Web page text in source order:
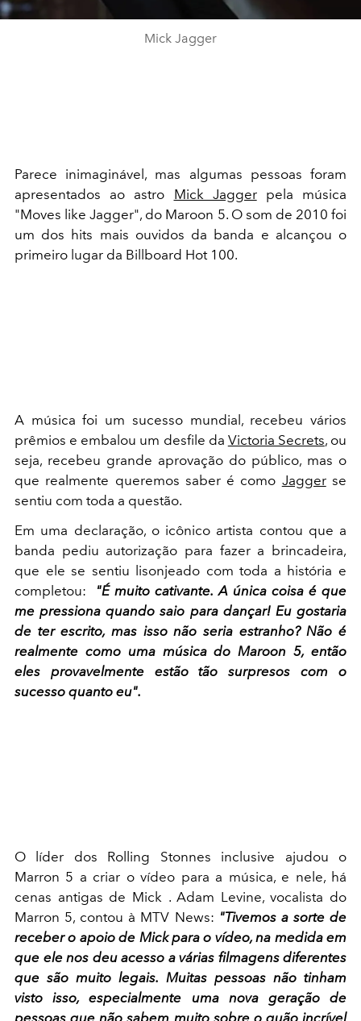
Mick Jagger
Parece inimaginável, mas algumas pessoas foram
apresentados ao astro Mick Jaggerpela música
"Moves like Jagger", do Maroon 5. O som de 2010 foi
um dos hits mais ouvidos da banda e alcançou o
primeiro lugar da Billboard Hot 100.
A música foi um sucesso mundial, recebeu vários
prêmios e embalou um desfile da Victoria Secrets, ou
seja, recebeu grande aprovação do público, mas o
que realmente queremos saber é como Jaggerse
sentiu com toda a questão.
Em uma declaração, o icônico artista contou que a
banda pediu autorização para fazer a brincadeira,
que ele se sentiu lisonjeado com toda a história e
completou: "É muito cativante. A única coisa é que
me pressiona quando saio para dançar! Eu gostaria
de ter escrito, mas isso não seria estranho? Não é
realmente como uma música do Maroon 5, então
eles provavelmente estão tão surpresos com o
sucesso quanto eu".
O líder dos Rolling Stonnes inclusive ajudou o
Marron 5 a criar o vídeo para a música, e nele, há
cenas antigas de Mick . Adam Levine, vocalista do
Marron 5, contou à MTV News: "Tivemos a sorte de
receber o apoio de Mick para o vídeo, na medida em
que ele nos deu acesso a várias filmagens diferentes
que são muito legais. Muitas pessoas não tinham
visto isso, especialmente uma nova geração de
pessoas que não sabem muito sobre o quão incrível